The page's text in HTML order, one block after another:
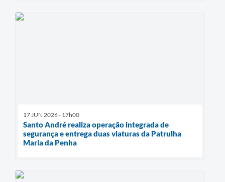
17 JUN 2026 - 17h00
Santo André realiza operação integrada de
segurança e entrega duas viaturas da Patrulha
Maria da Penha